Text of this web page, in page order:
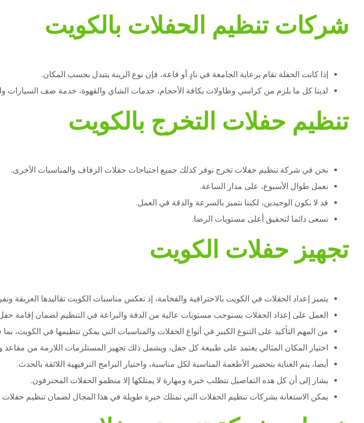
شركات تنظيم الحفلات بالكويت
إذا كانت الحفلة تقام برعاية الجامعة في نادٍ أو قاعة، فإن نوع الزينة يتبدل بحسب المكان.
لدينا كل ما يلزم من كراسي وطاولات بكافة الأحجام، خدمات الشاي والقهوة، خدمة صف السيارات
تنظيم حفلات التخرج بالكويت
نحن في شركة تنظيم حفلات تخرج نوفر كذلك جميع احتياجات حفلات الزفاف والمناسبات الأخرى.
نعمل طوال الأسبوع، على مدار الساعة.
قد لا نكون الوحيدين، لكننا نتميز بالسرعة والدقة في العمل.
نسعى دائما لتحقيق أعلى مستويات الرضا.
تجهيز حفلات الكويت
يتميز إعداد الحفلات في الكويت بالاحترافية والفخامة، إذ تعكس مناسبات الكويت تقاليدها العريقة
العمل على إعداد الحفلات يستوجب مستويات عالية من الدقة والبراعة في التنظيم لضمان إقامة
من المهم التأكيد على التنوع الكبير في أنواع الحفلات والمناسبات التي يمكن تنظيمها في الكويت،
اختيار المكان المثالي يعتمد على طبيعة كل حفل، ويشمل ذلك تجهيز المستلزمات اللازمة من مقاعد
أيضا، يتم العناية بتحضير الأطعمة المناسبة لكل مناسبة، واختيار البرامج الترفيهية اللائقة بالحدث.
يشار إلى أن كل هذه التفاصيل تتطلب خبرة ومهارة لا يمتلكها إلا منظمو الحفلات المحترفون.
يمكن الاستعانة بشركات تنظيم الحفلات التي تمتلك خبرة طويلة في هذا المجال لضمان تنظيم حفلات